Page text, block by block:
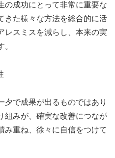
の成功にとって非常に重要な
きた様々な方法を総合的に活
レスミスを減らし、本来の実
夕で成果が出るものではあり
組みが、確実な改善につなが
み重ね、徐々に自信をつけて